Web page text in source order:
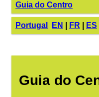
Guia do Centro
Portugal EN FR ES
Guia do